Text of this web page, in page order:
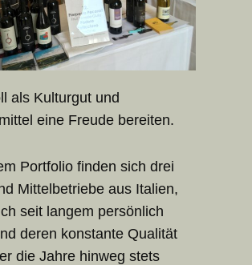
als Kulturgut und
eine Freude bereiten.
Portfolio finden sich drei
Mittelbetriebe aus Italien,
seit langem persönlich
deren konstante Qualität
die Jahre hinweg stets